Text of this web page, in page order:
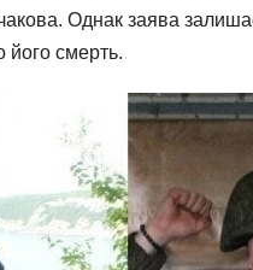
Однак заява
його смерть.